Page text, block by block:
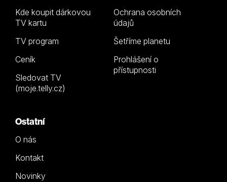
Kde koupit dárkovou
TV kartu
TV program
Ceník
Sledovat TV
(moje.telly.cz)
Ochrana osobních
údajů
Šetříme planetu
Prohlášení o
přístupnosti
Ostatní
O nás
Kontakt
Novinky